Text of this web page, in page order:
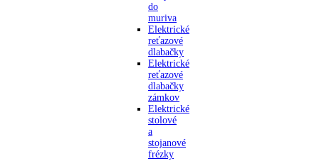
do
muriva
Elektrické
reťazové
dlabačky
Elektrické
reťazové
dlabačky
zámkov
Elektrické
stolové
a
stojanové
frézky